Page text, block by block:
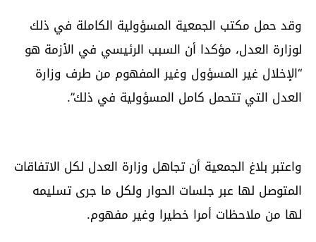
وقد حمل مكتب الجمعية المسؤولية الكاملة في ذلك
لوزارة العدل، مؤكدا أن السبب الرئيسي في الأزمة هو
“الإخلال غير المسؤول وغير المفهوم من طرف وزارة
العدل التي تتحمل كامل المسؤولية في ذلك”.
واعتبر بلاغ الجمعية أن تجاهل وزارة العدل لكل الاتفاقات
المتوصل لها عبر جلسات الحوار ولكل ما جرى تسليمه
لها من ملاحظات أمرا خطيرا وغير مفهوم.